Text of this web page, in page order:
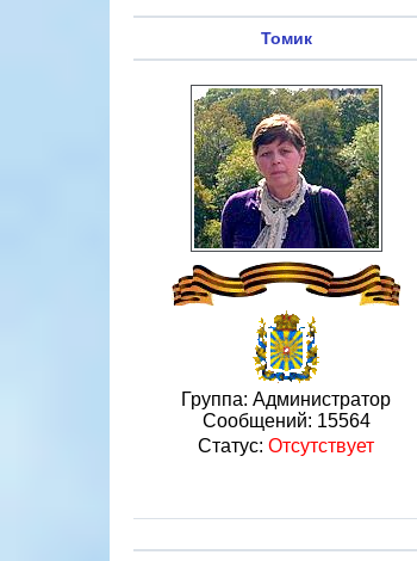
Томик
Группа: Администратор
Сообщений: 15564
Статус: Отсутствует